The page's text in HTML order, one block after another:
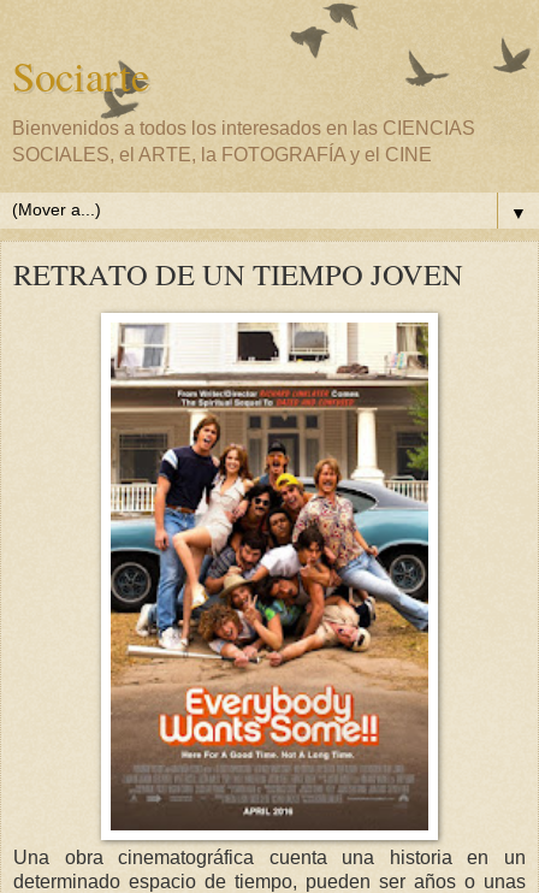
Sociarte
Bienvenidos a todos los interesados en las CIENCIAS
SOCIALES, el ARTE, la FOTOGRAFÍA y el CINE
▼
RETRATO DE UN TIEMPO JOVEN
Una obra cinematográfica cuenta una historia en un
determinado espacio de tiempo, pueden ser años o unas